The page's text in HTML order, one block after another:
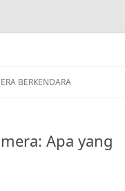
BERKENDARA
Apa yang